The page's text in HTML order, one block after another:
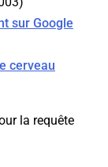
sur Google
cerveau
la requête